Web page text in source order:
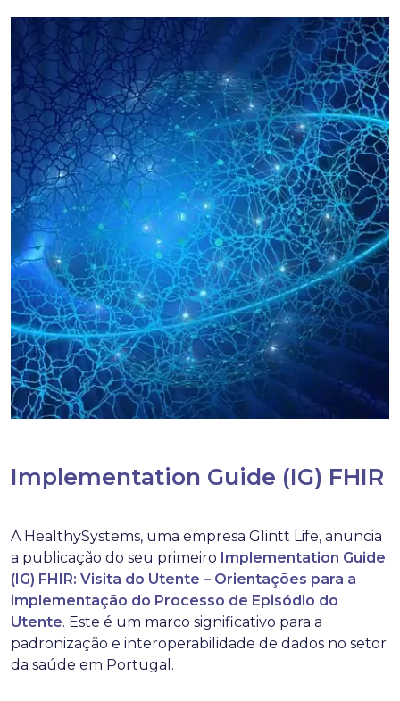
Implementation Guide (IG) FHIR
A HealthySystems, uma empresa Glintt Life, anuncia
a publicação do seu primeiro Implementation Guide
(IG) FHIR: Visita do Utente – Orientações para a
implementação do Processo de Episódio do
Utente. Este é um marco significativo para a
padronização e interoperabilidade de dados no setor
da saúde em Portugal.